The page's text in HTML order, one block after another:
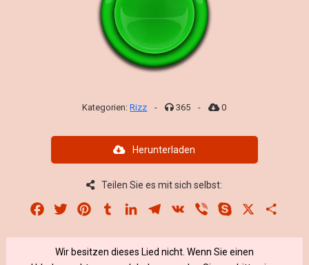
Kategorien:Rizz - 365 - 0
Herunterladen
Teilen Sie es mit sich selbst:
Facebook
Twitter PinterestTumblrLinkedInTelegram
VK Viber Skype
Wir besitzen dieses Lied nicht. Wenn Sie einen